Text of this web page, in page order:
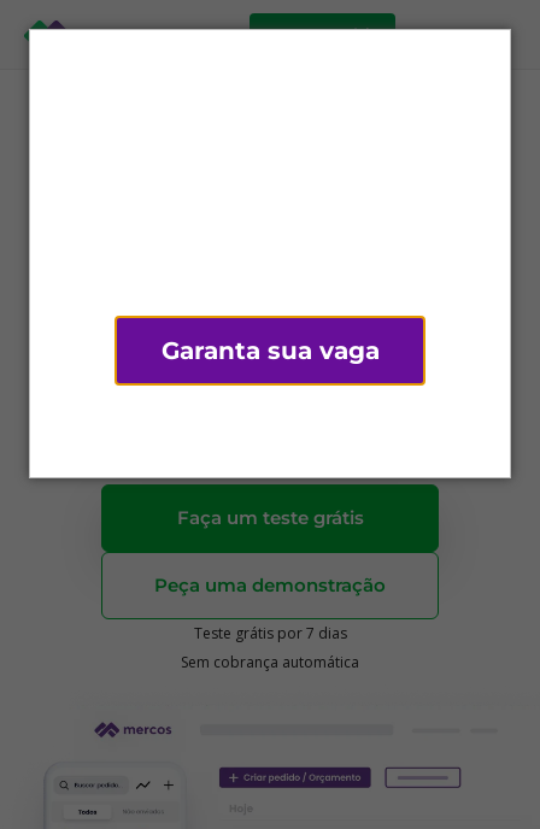
Garanta sua vaga
comece grátis
Use Mercos para potencializar vendas e
gerenciar sua carteira de clientes. Ideal para
indústrias, distribuidoras e representantes
Faça um teste grátis
Peça uma demonstração
Teste grátis por 7 dias
Sem cobrança automática